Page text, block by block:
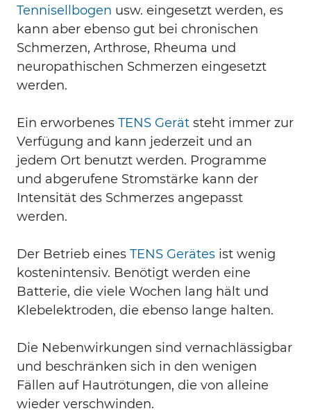
Tennisellbogen usw. eingesetzt werden, es
kann aber ebenso gut bei chronischen
Schmerzen, Arthrose, Rheuma und
neuropathischen Schmerzen eingesetzt
werden.
Ein erworbenes TENS Gerät steht immer zur
Verfügung and kann jederzeit und an
jedem Ort benutzt werden. Programme
und abgerufene Stromstärke kann der
Intensität des Schmerzes angepasst
werden.
Der Betrieb eines TENS Gerätes ist wenig
kostenintensiv. Benötigt werden eine
Batterie, die viele Wochen lang hält und
Klebelektroden, die ebenso lange halten.
Die Nebenwirkungen sind vernachlässigbar
und beschränken sich in den wenigen
Fällen auf Hautrötungen, die von alleine
wieder verschwinden.